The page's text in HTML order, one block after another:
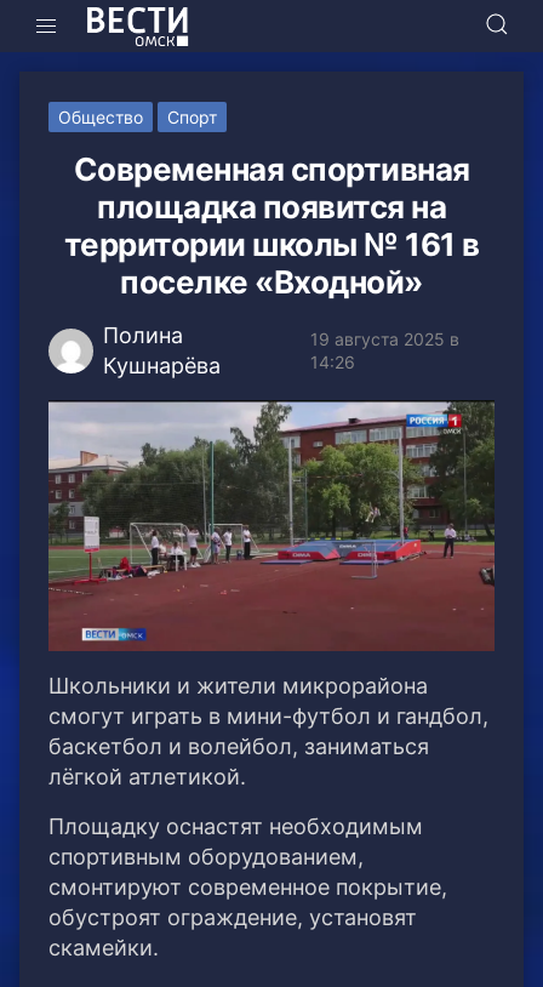
Общество Спорт
Современная спортивная
площадка появится на
территории школы № 161 в
поселке «Входной»
Полина
Кушнарёва
19 августа 2025 в
14:26
Школьники и жители микрорайона
смогут играть в мини-футбол и гандбол,
баскетбол и волейбол, заниматься
лёгкой атлетикой.
Площадку оснастят необходимым
спортивным оборудованием,
смонтируют современное покрытие,
обустроят ограждение, установят
скамейки.